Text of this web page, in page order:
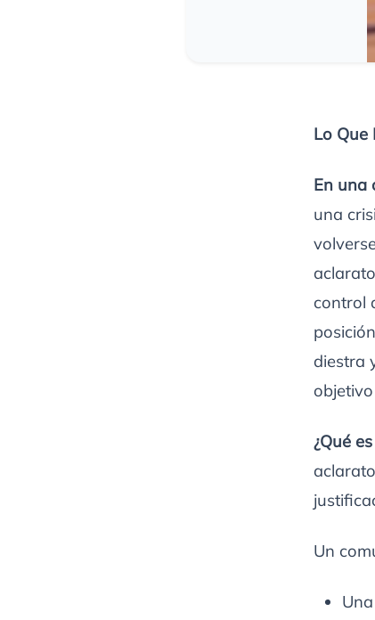
Lo Que
En una
una
control
diestra
¿Qué
Un